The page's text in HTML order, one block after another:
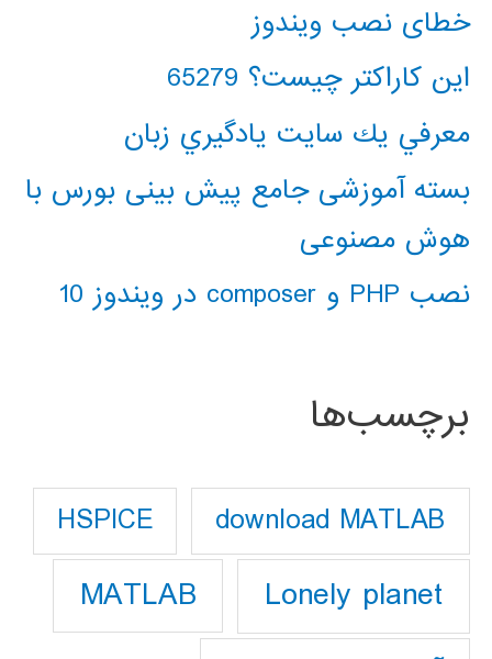
خطای نصب ویندوز
این کاراکتر چیست؟ 65279
معرفي يك سايت يادگيري زبان
بسته آموزشی جامع پیش بینی بورس با
هوش مصنوعی
نصب PHP و composer در ویندوز 10
برچسب‌ها
download MATLAB
HSPICE
Lonely planet
MATLAB